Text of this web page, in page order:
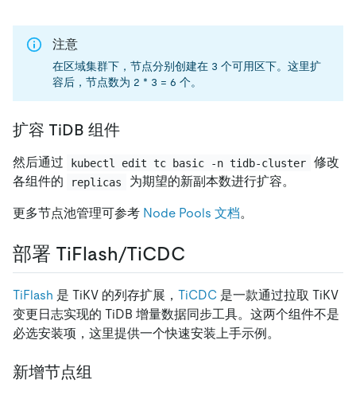
注意
在区域集群下，节点分别创建在 3 个可用区下。这里扩
容后，节点数为 2 * 3 = 6 个。
扩容 TiDB 组件
然后通过 kubectl edit tc basic -n tidb-cluster
修改
各组件的
replicas 为期望的新副本数进行扩容。
更多节点池管理可参考 Node Pools 文档。
部署 TiFlash/TiCDC
TiFlash 是 TiKV 的列存扩展， TiCDC 是一款通过拉取 TiKV
变更日志实现的 TiDB 增量数据同步工具。这两个组件不是
必选安装项，这里提供一个快速安装上手示例。
新增节点组